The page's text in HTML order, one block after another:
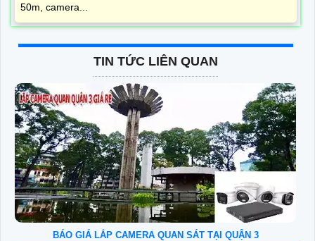
50m, camera...
TIN TỨC LIÊN QUAN
BÁO GIÁ LẮP CAMERA QUAN SÁT TẠI QUẬN 3